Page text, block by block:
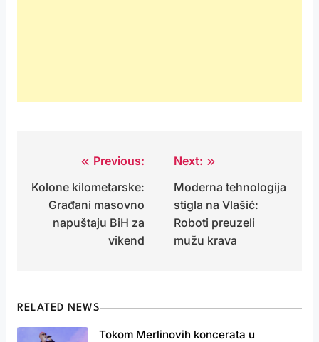
navigation
Previous:
Kolone kilometarske:
Građani masovno
napuštaju BiH za
vikend
Next:
Moderna tehnologija
stigla na Vlašić:
Roboti preuzeli
mužu krava
RELATED NEWS
Tokom Merlinovih koncerata u